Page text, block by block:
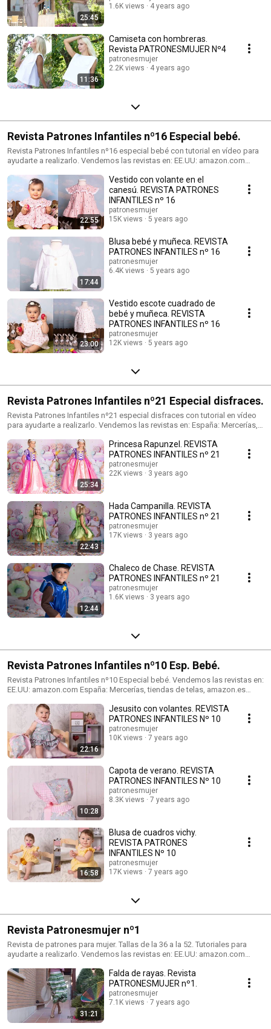
25:45
1.6K views
4 years ago
11:36
Camiseta con hombreras.
Revista PATRONESMUJER Nº4
patronesmujer
2.2K views
4 years ago
Revista Patrones Infantiles nº16 Especial bebé.
Revista Patrones Infantiles nº16 especial bebé con tutorial en vídeo para
ayudarte a realizarlo. Vendemos las revistas en: EE.UU: amazon.com
Reino Unido: amazon.co.uk Italia: amazon.it Francia: amazon.fr Tienda de
venta de patrones: https://patronesmujer.com Facebook:
http://goo.gl/wkkQTl instagram:
https://www.instagram.com/patronesmujer/
22:55
Vestido con volante en el
canesú. REVISTA PATRONES
INFANTILES nº 16
patronesmujer
15K views
5 years ago
17:44
Blusa bebé y muñeca. REVISTA
PATRONES INFANTILES nº 16
patronesmujer
6.4K views
5 years ago
23:00
Vestido escote cuadrado de
bebé y muñeca. REVISTA
PATRONES INFANTILES nº 16
patronesmujer
12K views
5 years ago
Revista Patrones Infantiles nº21 Especial disfraces.
Revista Patrones Infantiles nº21 especial disfraces con tutorial en vídeo
para ayudarte a realizarlo. Vendemos las revistas en: España: Mercerías,
amazon.co.uk Italia: amazon.it Francia: amazon.fr Tienda de venta de
patrones: https://patronesmujer.com Facebook: http://goo.gl/wkkQTl
instagram: https://www.instagram.com/patronesmujer/
25:34
Princesa Rapunzel. REVISTA
PATRONES INFANTILES nº 21
patronesmujer
22K views
3 years ago
22:43
Hada Campanilla. REVISTA
PATRONES INFANTILES nº 21
patronesmujer
17K views
3 years ago
12:44
Chaleco de Chase. REVISTA
PATRONES INFANTILES nº 21
patronesmujer
1.6K views
3 years ago
Revista Patrones Infantiles nº10 Esp. Bebé.
Revista Patrones Infantiles nº10 Especial bebé. Vendemos las revistas en:
EE.UU: amazon.com España: Mercerías, tiendas de telas, amazon.es
Francia: amazon.fr
22:16
Jesusito con volantes. REVISTA
PATRONES INFANTILES Nº 10
patronesmujer
10K views
7 years ago
10:28
Capota de verano. REVISTA
PATRONES INFANTILES Nº 10
patronesmujer
8.3K views
7 years ago
16:58
Blusa de cuadros vichy.
REVISTA PATRONES
INFANTILES Nº 10
patronesmujer
17K views
7 years ago
Revista Patronesmujer nº1
Revista de patrones para mujer. Tallas de la 36 a la 52. Tutoriales para
ayudarte a realizarlo. Vendemos las revistas en: EE.UU: amazon.com
Reino Unido: amazon.co.uk Italia: amazon.it Francia: amazon.fr Más
información en https://patronesmujer.com
31:21
Falda de rayas. Revista
PATRONESMUJER nº1.
patronesmujer
7.1K views
7 years ago